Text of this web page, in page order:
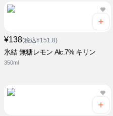
¥138(税込¥151.8)
氷結 無糖レモン Alc.7% キリン
350ml